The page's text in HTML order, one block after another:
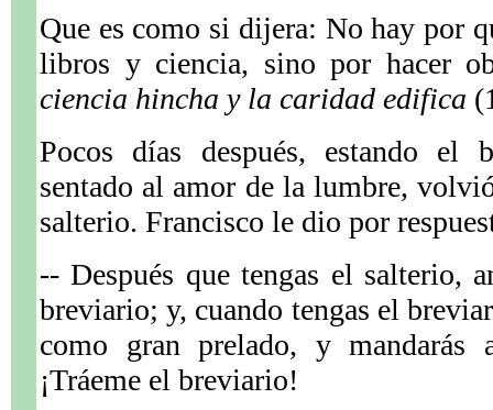
Que es como si dijera: No hay por
libros y ciencia, sino por hacer
ciencia hincha y la caridad edifica
Pocos días después, estando el
sentado al amor de la lumbre,
salterio. Francisco le dio por
-- Después que tengas el salterio,
breviario; y, cuando tengas el
como gran prelado, y mandarás
¡Tráeme el breviario!